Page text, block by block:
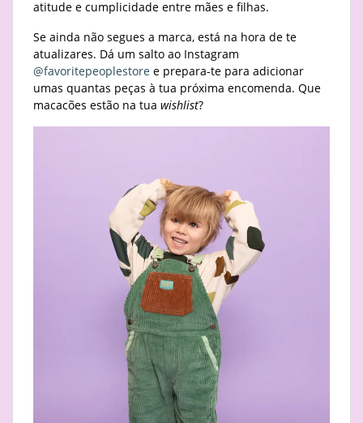
atitude e cumplicidade entre mães e filhas.
Se ainda não segues a marca, está na hora de te
atualizares. Dá um salto ao Instagram
@favoritepeoplestore e prepara-te para adicionar
umas quantas peças à tua próxima encomenda. Que
macacões estão na tua wishlist?